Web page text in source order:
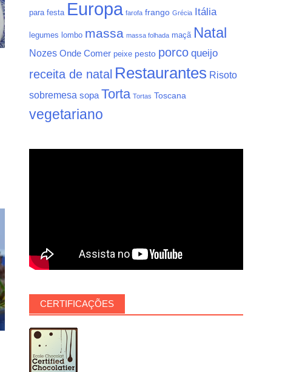
para festa Europa farofa frango Grécia Itália
legumes lombo massa massa folhada maçã Natal
Nozes Onde Comer peixe pesto porco queijo
receita de natal Restaurantes Risoto
sobremesa sopa Torta Tortas Toscana
vegetariano
CERTIFICAÇÕES